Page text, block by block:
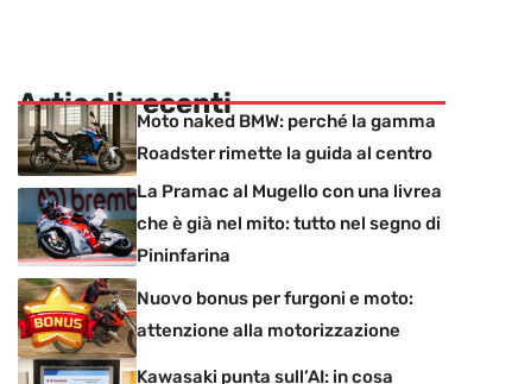
Articoli recenti
Moto naked BMW: perché la gamma
Roadster rimette la guida al centro
La Pramac al Mugello con una livrea
che è già nel mito: tutto nel segno di
Pininfarina
Nuovo bonus per furgoni e moto:
attenzione alla motorizzazione
Kawasaki punta sull’AI: in cosa